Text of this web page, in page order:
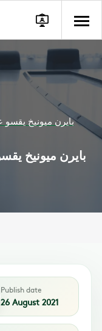
Publish date
26 August 2021